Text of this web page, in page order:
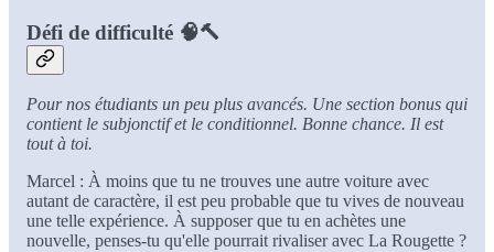
Défi de difficulté 🧠🔨
Pour nos étudiants un peu plus avancés. Une section bonus qui
contient le subjonctif et le conditionnel. Bonne chance. Il est
tout à toi.
Marcel : À moins que tu ne trouves une autre voiture avec
autant de caractère, il est peu probable que tu vives de nouveau
une telle expérience. À supposer que tu en achètes une
nouvelle, penses-tu qu'elle pourrait rivaliser avec La Rougette ?